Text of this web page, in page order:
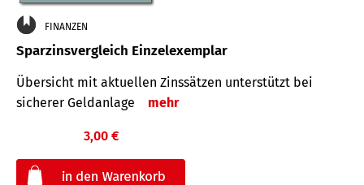
FINANZEN
Sparzinsvergleich Einzelexemplar
Übersicht mit aktuellen Zinssätzen unterstützt bei
sicherer Geldanlage
mehr
3,00 €